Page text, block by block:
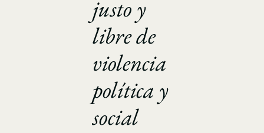
justo y
libre de
violencia
política y
social